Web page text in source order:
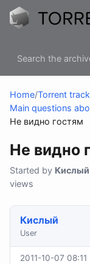
Home/Torrent
Main questions
Не видно гостям
Не видно
Started by Кислый
views
Кислый
User
2011-10-07 08:11